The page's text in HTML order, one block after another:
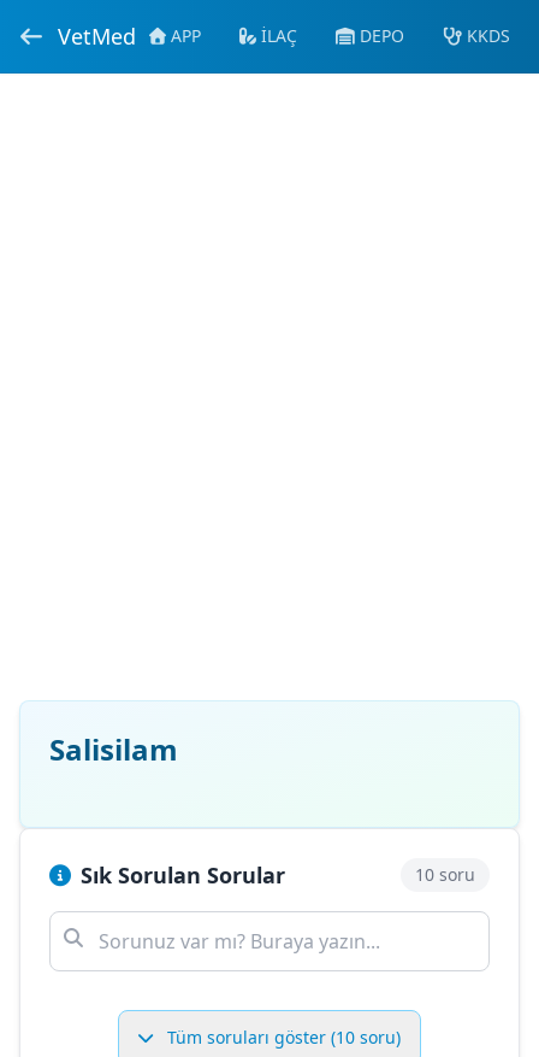
VetMed APP İLAÇ DEPO KKDS
Salisilam
Sık Sorulan Sorular 10 soru
Tüm soruları göster (10 soru)